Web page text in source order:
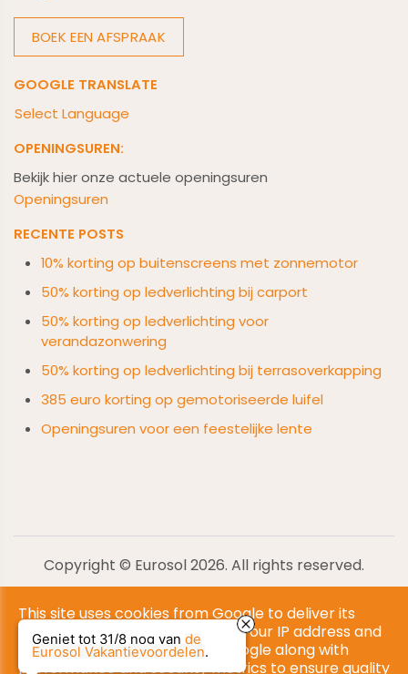
BOEK EEN AFSPRAAK
GOOGLE TRANSLATE
Select Language
OPENINGSUREN:
Bekijk hier onze actuele openingsuren
Openingsuren
RECENTE POSTS
10% korting op buitenscreens met zonnemotor
50% korting op ledverlichting bij carport
50% korting op ledverlichting voor
verandazonwering
50% korting op ledverlichting bij terrasoverkapping
385 euro korting op gemotoriseerde luifel
Openingsuren voor een feestelijke lente
Copyright © Eurosol 2026. All rights reserved.
WebDesign|Mercurius DM
This site uses cookies from Google to deliver its
services and to analyze traffic. Your IP address and
user-agent are shared with Google along with
performance and security metrics to ensure quality
Geniet tot 31/8 nog van de
Eurosol Vakantievoordelen.